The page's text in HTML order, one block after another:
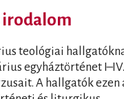
teológiai
egyháztörténet
A hallgatók ezen